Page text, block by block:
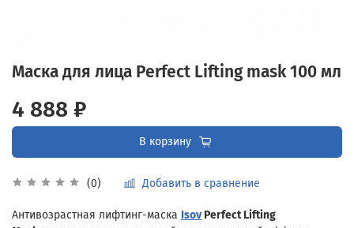
Маска для лица Perfect Lifting mask 100 мл
(0) Добавить в сравнение
4 888 ₽
В корзину
Антивозрастная лифтинг-маска IsovPerfect Lifting